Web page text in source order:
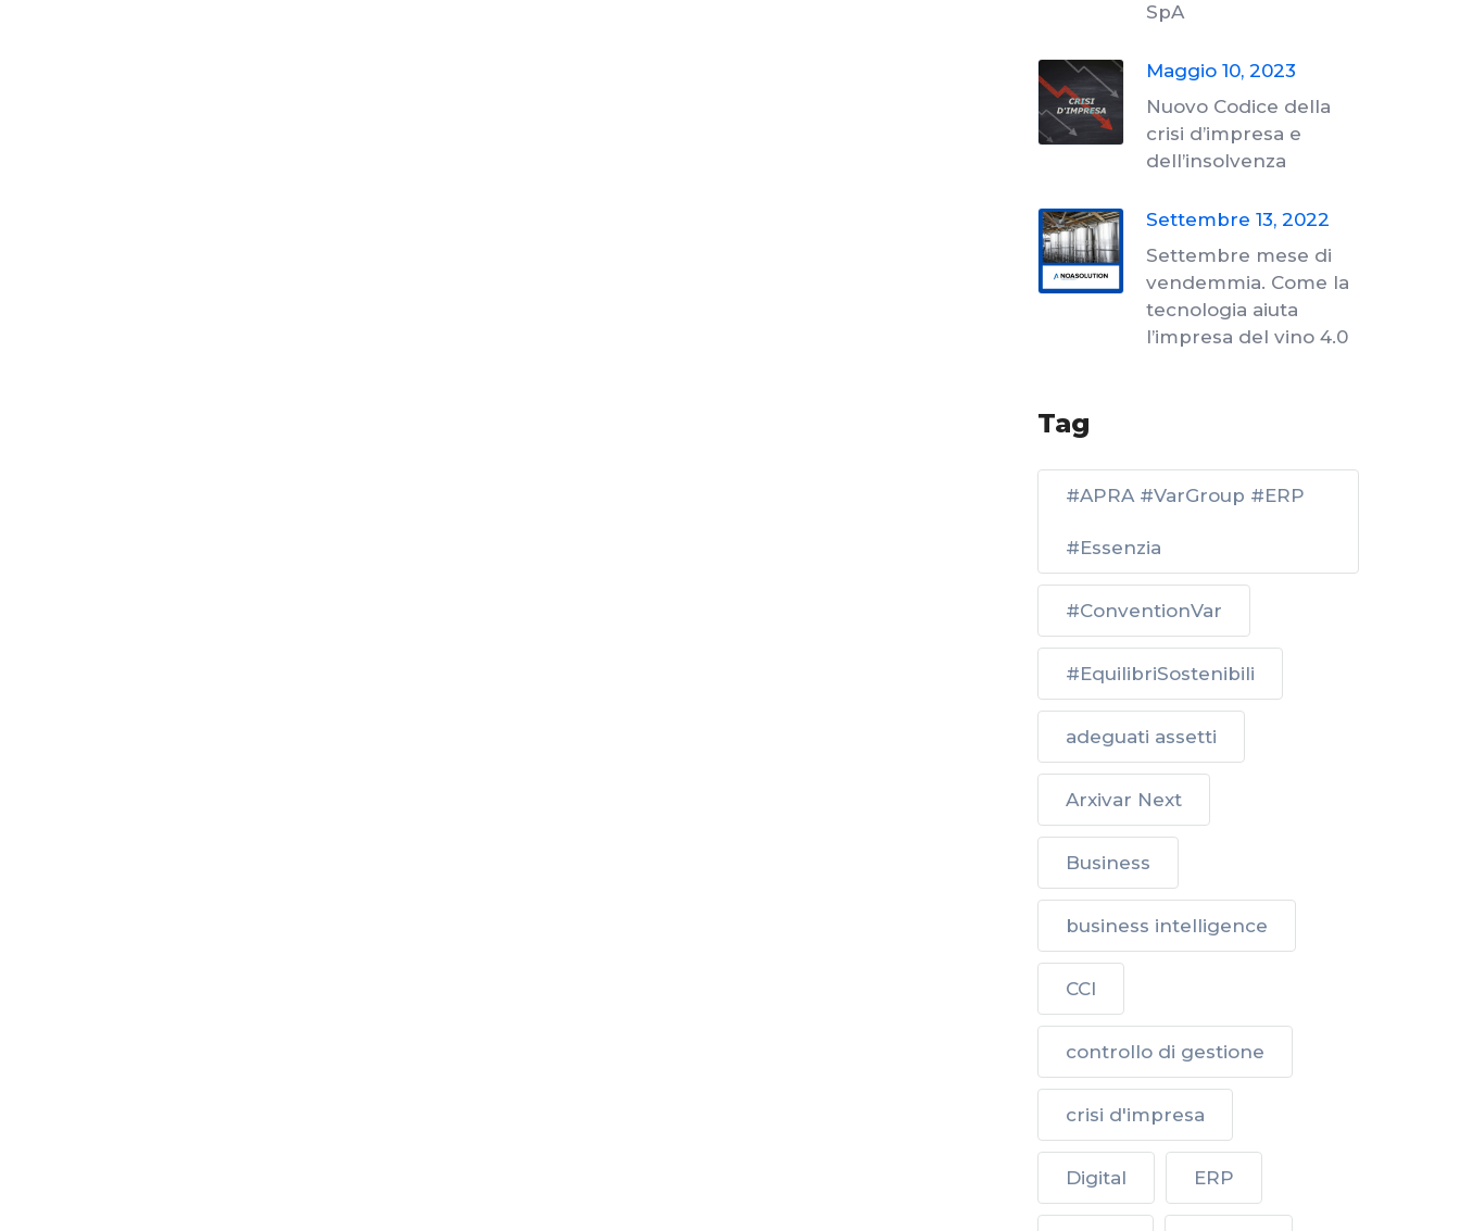
SpA
Maggio 10, 2023
Nuovo Codice della
crisi d’impresa e
dell’insolvenza
Settembre 13, 2022
Settembre mese di
vendemmia. Come la
tecnologia aiuta
l’impresa del vino 4.0
Tag
#APRA #VarGroup #ERP
#Essenzia
#ConventionVar
#EquilibriSostenibili
adeguati assetti
Arxivar Next
Business
business intelligence
CCI
controllo di gestione
crisi d'impresa
Digital ERP